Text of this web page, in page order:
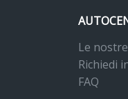
Le
Richiedi
FAQ